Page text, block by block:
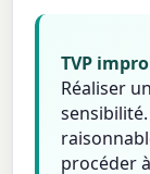
TVP
Réaliser
procéder